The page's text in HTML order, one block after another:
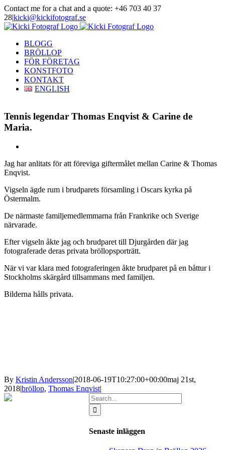
Skip
to
content
Contact me for a chat and a quote: +46 703 40 37
28|kicki@kickifotograf.se
Instagram
Facebook
BLOGG
BRÖLLOP
FÖR FÖRETAG
KONSTFOTO
KONTAKT
ENGLISH
Tennis legendar Thomas Enqvist & Carine de
Maria.
Image
Jag har anlitats för att föreviga giftermålet mellan Carine & Thomas
Enqvist.
Vigseln ägde rum i brudparets församling i Oscars kyrka på
Östermalm.
De närmaste familjemedlemmarna från Frankrike och Sverige
närvarade.
Efter vigseln åkte jag och brudparet till Djurgården där jag
fotograferade deras privata bröllopsporträtt.
När vi var klara med fotograferingen åkte brudparet på en båttur i
Stockholms skärgård tillsammans med familjen.
Bilderna hålls privata.
By Kristin Andersson|2018-06-19T10:27:00+00:00maj 21st,
2018|bröllop, Thomas Enqvist|
Search
for:
Senaste inläggen